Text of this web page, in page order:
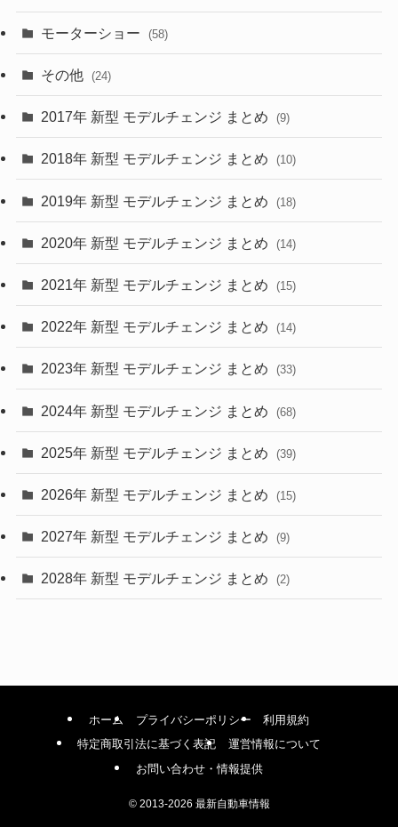
(9)
(30)
(27)
(26)
(10)
(35)
(10)
(9)
(22)
(4)
(9)
(4)
(1)
モーターショー (58)
その他 (24)
2017年 新型 モデルチェンジ まとめ (9)
2018年 新型 モデルチェンジ まとめ (10)
2019年 新型 モデルチェンジ まとめ (18)
2020年 新型 モデルチェンジ まとめ (14)
2021年 新型 モデルチェンジ まとめ (15)
2022年 新型 モデルチェンジ まとめ (14)
2023年 新型 モデルチェンジ まとめ (33)
2024年 新型 モデルチェンジ まとめ (68)
2025年 新型 モデルチェンジ まとめ (39)
2026年 新型 モデルチェンジ まとめ (15)
2027年 新型 モデルチェンジ まとめ (9)
2028年 新型 モデルチェンジ まとめ (2)
ホーム プライバシーポリシー
利用規約
特定商取引法に基づく表記
運営情報について
お問い合わせ・情報提供
©2013-2026 最新自動車情報